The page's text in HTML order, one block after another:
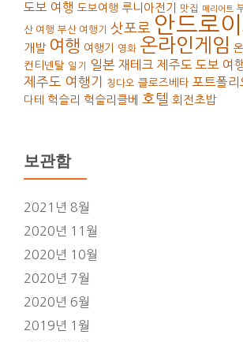
도보 여행 도보여행 루니아전기 맛집 메리어트
산 여행 부산 여행기 삿포로 안드로
개발 여행 여행기 영화 온라인게임
컨티넨탈 일기 일본 재테크 제주도 도보 여
제주도 여행기
칭다오 클로즈베타 포트폴리
다테
헉슬리 헉슬리클베 호텔 회전초밥
보관함
2021년 8월
2020년 11월
2020년 10월
2020년 7월
2020년 6월
2019년 1월